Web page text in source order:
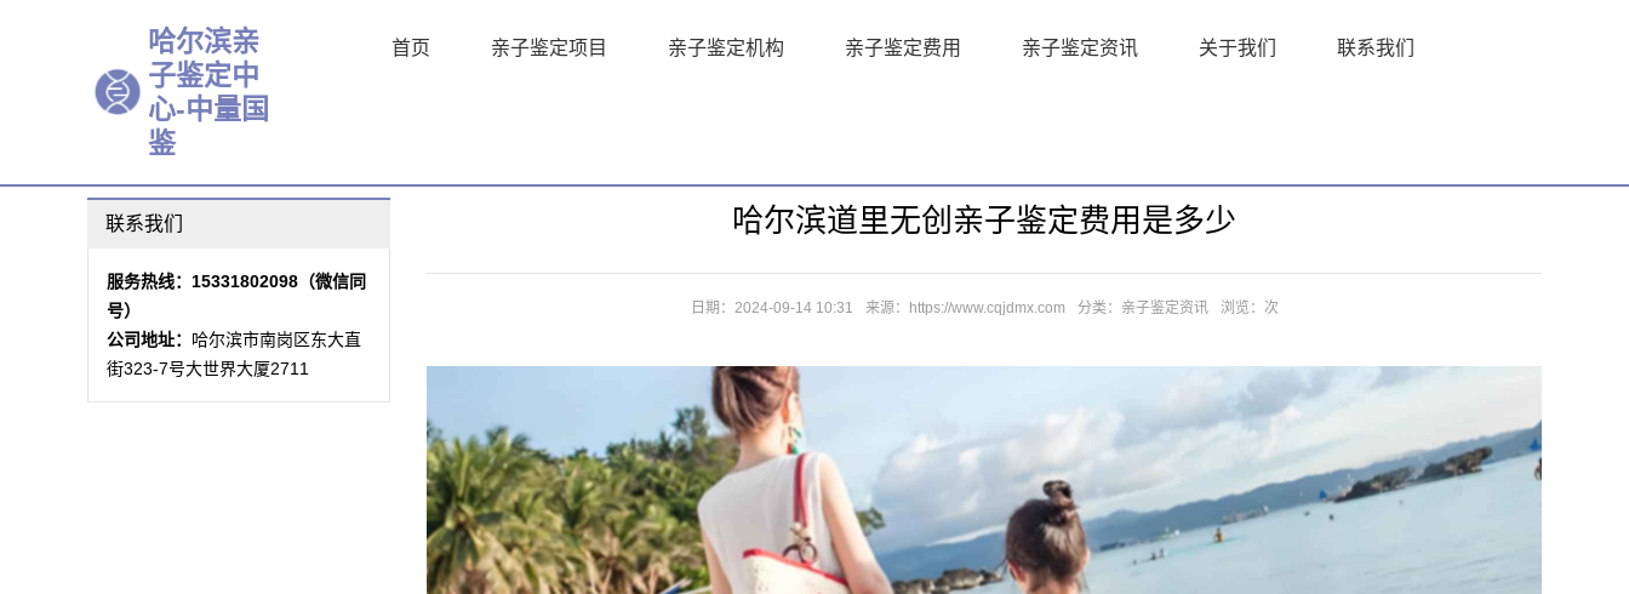
哈尔滨亲
子鉴定中
心-中量国
鉴
首页 亲子鉴定项目 亲子鉴定机构 亲子鉴定费用 亲子鉴定资讯 关于我们 联系我们
亲子鉴定资讯
哈尔滨正规亲子鉴定机构地址一览（2026年更新）
规范！哈尔滨正规亲子鉴定中心超全一览（附2026年度鉴定地址）
联系我们
服务热线：15331802098（微信同
号）
公司地址： 哈尔滨市南岗区东大直
街323-7号大世界大厦2711
哈尔滨道里无创亲子鉴定费用是多少
日期：2024-09-14 10:31 来源：https://www.cqjdmx.com 分类：亲子鉴定资讯 浏览： 次